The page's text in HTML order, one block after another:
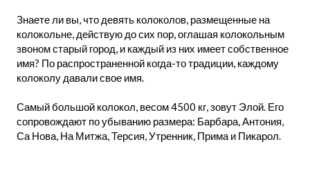
Знаете ли вы, что девять колоколов, размещенные на
колокольне, действую до сих пор, оглашая колокольным
звоном старый город, и каждый из них имеет собственное
имя? По распространенной когда-то традиции, каждому
колоколу давали свое имя.
Самый большой колокол, весом 4500 кг, зовут Элой. Его
сопровождают по убыванию размера: Барбара, Антония,
Са Нова, На Митжа, Терсия, Утренник, Прима и Пикарол.